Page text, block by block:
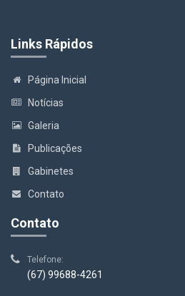
Links Rápidos
Página Inicial
Notícias
Galeria
Publicações
Gabinetes
Contato
Contato
Telefone:
(67) 99688-4261